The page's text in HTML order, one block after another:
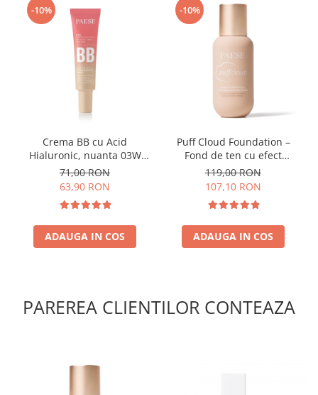
-10%
Crema BB cu Acid
Hialuronic, nuanta 03W
NATURAL 30ml
71,00 RON
63,90 RON
ADAUGA IN COS
-10%
Puff Cloud Foundation –
Fond de ten cu efect
natural
119,00 RON
107,10 RON
ADAUGA IN COS
PAREREA CLIENTILOR CONTEAZA